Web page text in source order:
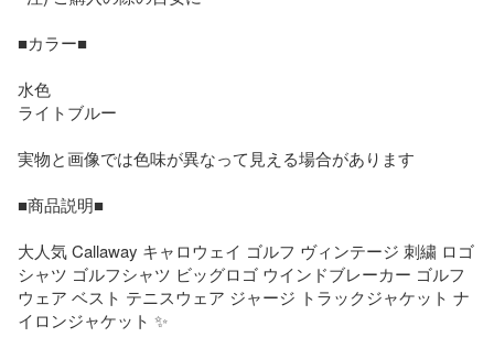
■カラー■
水色
ライトブルー
実物と画像では色味が異なって見える場合があります
■商品説明■
大人気 Callaway キャロウェイ ゴルフ ヴィンテージ 刺繍 ロゴ
シャツ ゴルフシャツ ビッグロゴ ウインドブレーカー ゴルフ
ウェア ベスト テニスウェア ジャージ トラックジャケット ナ
イロンジャケット ✨